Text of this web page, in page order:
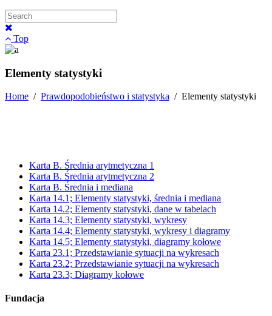
Top
Elementy statystyki
Home / Prawdopodobieństwo i statystyka / Elementy statystyki
Karta B. Średnia arytmetyczna 1
Karta B. Średnia arytmetyczna 2
Karta B. Średnia i mediana
Karta 14.1; Elementy statystyki, średnia i mediana
Karta 14.2; Elementy statystyki, dane w tabelach
Karta 14.3; Elementy statystyki, wykresy
Karta 14.4; Elementy statystyki, wykresy i diagramy
Karta 14.5; Elementy statystyki, diagramy kołowe
Karta 23.1; Przedstawianie sytuacji na wykresach
Karta 23.2; Przedstawianie sytuacji na wykresach
Karta 23.3; Diagramy kołowe
Fundacja